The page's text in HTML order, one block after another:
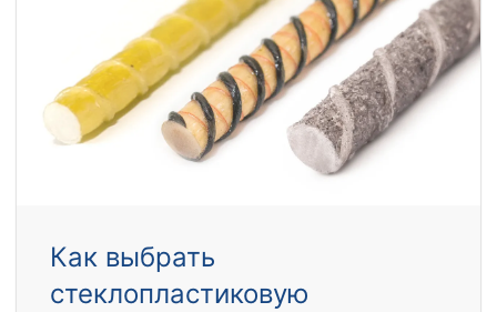
Как выбрать
стеклопластиковую